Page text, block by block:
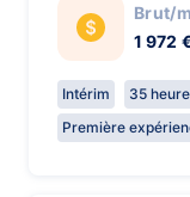
Brut/
1 972
Intérim
35
Première